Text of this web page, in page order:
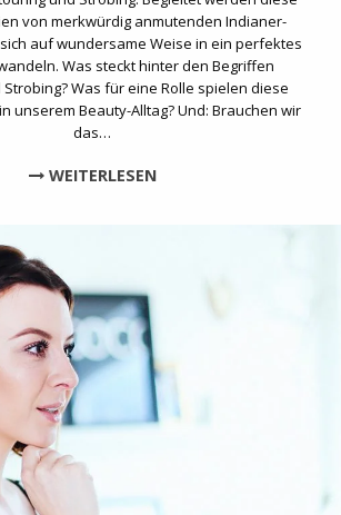
von merkwürdig anmutenden Indianer-
auf wundersame Weise in ein perfektes
Was steckt hinter den Begriffen
Was für eine Rolle spielen diese
unserem Beauty-Alltag? Und: Brauchen wir
das…
WEITERLESEN